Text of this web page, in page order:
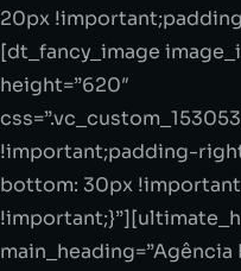
20px
[dt_fancy_image
height=”620″
!important;padding-
bottom: 30px
main_heading=”Agência